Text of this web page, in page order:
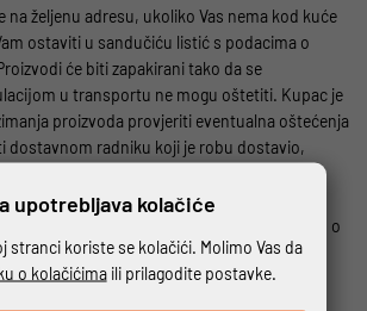
na željenu adresu, ukoliko Vas nema kod kuće
ostaviti u sandučiću listić s podacima o
će biti zapakirani tako da se
u transportu ne mogu oštetiti. Kupac je
proizvoda provjeriti eventualna oštećenja
dostavnom radniku koji je robu dostavio,
pošiljku na kojoj su vidljiva vanjska
prilikom preuzimanja robe potpisati
te je dostavna služba uzima kao potvrdu o
d.o.o. prije isporuke prošao je sistem
upotrebljava kolačiće
stranci koriste se kolačići. Molimo Vas da
o kolačićimaili prilagodite postavke.